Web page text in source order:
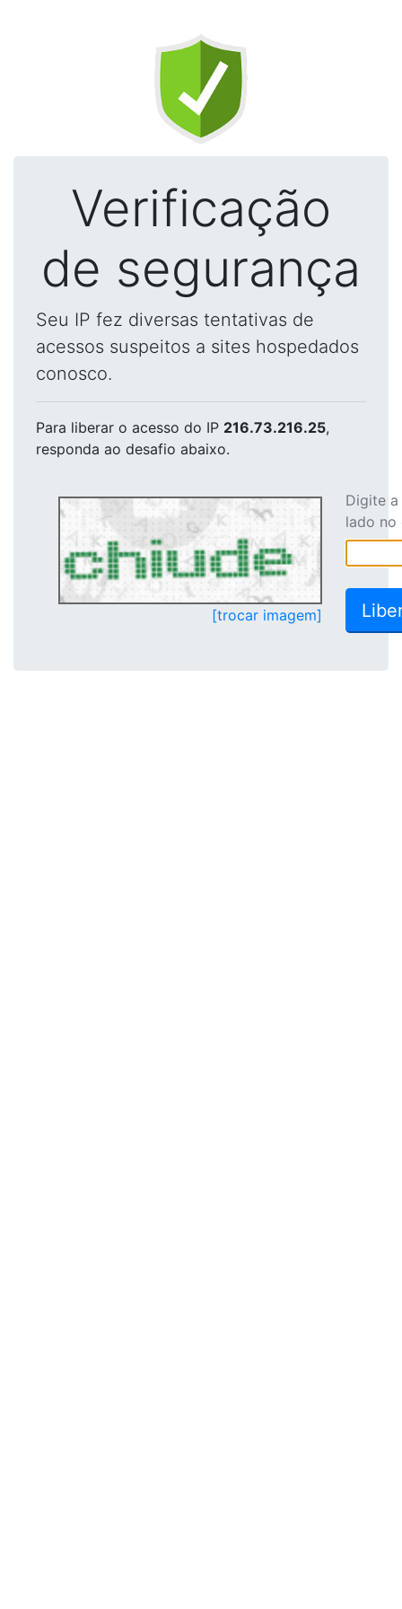
Verificação
de segurança
Seu IP fez diversas tentativas de
acessos suspeitos a sites hospedados
conosco.
Para liberar o acesso do IP 216.73.216.25,
responda ao desafio abaixo.
[trocar imagem]
Digite
lado no